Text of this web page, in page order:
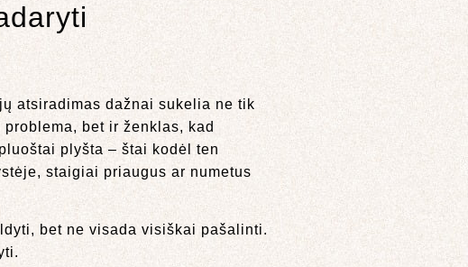
atsiradimas dažnai sukelia ne tik
bet ir ženklas, kad
plyšta – štai kodėl ten
staigiai priaugus ar numetus
bet ne visada visiškai pašalinti.